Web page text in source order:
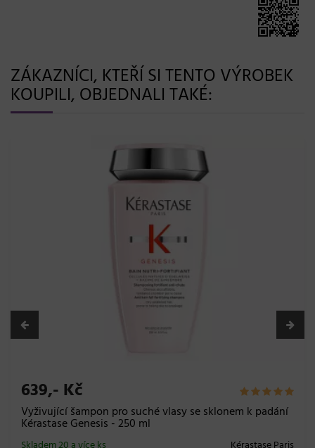
ZÁKAZNÍCI, KTEŘÍ SI TENTO VÝROBEK
KOUPILI, OBJEDNALI TAKÉ:
639,- Kč
Vyživující šampon pro suché vlasy se sklonem k padání
Kérastase Genesis - 250 ml